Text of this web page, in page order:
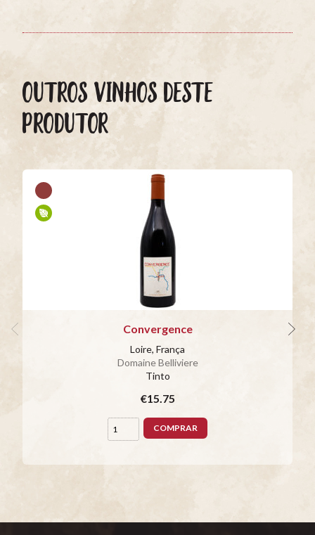
OUTROS VINHOS DESTE
PRODUTOR
Convergence
Loire, França
Domaine Belliviere
Tinto
€15.75
COMPRAR